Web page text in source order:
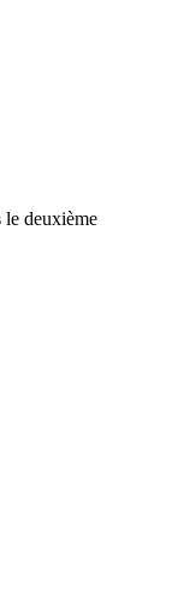
le deuxième